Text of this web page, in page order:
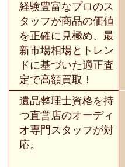
経験豊富なプロのス
タッフが商品の価値
を正確に見極め、最
新市場相場とトレン
ドに基づいた適正査
定で高額買取！
遺品整理士資格を持
つ直営店のオーディ
オ専門スタッフが対
応。